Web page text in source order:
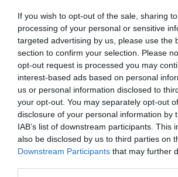
If you wish to opt-out of the sale, sharing
processing of your personal or sensitive
targeted advertising by us, please use the
section to confirm your selection. Please
opt-out request is processed you may
interest-based ads based on personal
us or personal information disclosed to
your opt-out. You may separately opt-out
disclosure of your personal information by
IAB’s list of downstream participants. This
also be disclosed by us to third parties on
Downstream Participants that may further
Será que os cartazes de Cannes
semana, ou a seleção semanal dos
posters vai continuar sob o
blockbusters de ficção-científica e
políticos da Netflix? Não percas!
Pub